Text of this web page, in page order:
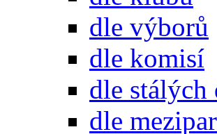
dle výborů
dle komisí
dle stálých
dle